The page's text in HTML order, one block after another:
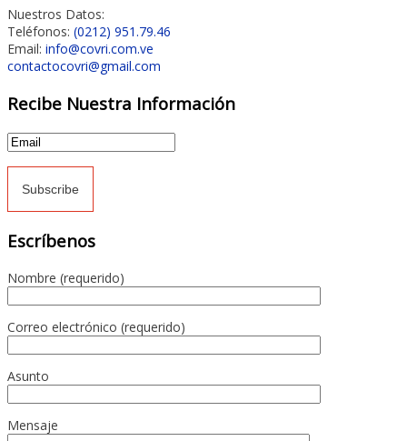
Nuestros Datos:
Teléfonos: (0212) 951.79.46
Email: info@covri.com.ve
contactocovri@gmail.com
Recibe Nuestra Información
Escríbenos
Nombre (requerido)
Correo electrónico (requerido)
Asunto
Mensaje